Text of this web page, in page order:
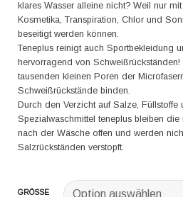
klares Wasser alleine nicht? Weil nur
Kosmetika, Transpiration, Chlor und
beseitigt werden können.
Teneplus reinigt auch Sportbekleidung
hervorragend von
tausenden kleinen Poren der
Schweißrückstände binden.
Durch den Verzicht auf Salze, Füllstoffe
Spezialwaschmittel teneplus bleiben
nach der Wäsche offen und werden
Salzrückständen verstopft.
GRÖSSE